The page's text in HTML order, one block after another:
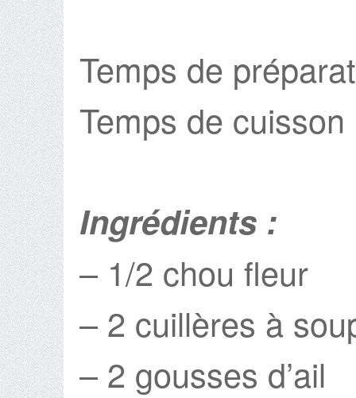
Temps de
Temps de
Ingrédients :
– 1/2 chou fleur
– 2 cuillères à
– 2 gousses d’ail